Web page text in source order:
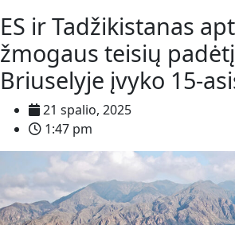
ES ir Tadžikistanas
žmogaus teisių
Briuselyje įvyko 15-
21 spalio, 2025
1:47 pm